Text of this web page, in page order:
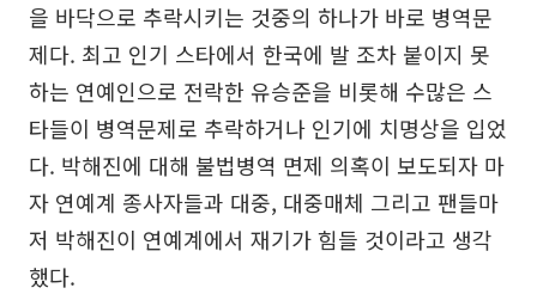
을 바닥으로 추락시키는 것중의 하나가 바로 병역문
제다. 최고 인기 스타에서 한국에 발 조차 붙이지 못
하는 연예인으로 전락한 유승준을 비롯해 수많은 스
타들이 병역문제로 추락하거나 인기에 치명상을 입었
다. 박해진에 대해 불법병역 면제 의혹이 보도되자 마
자 연예계 종사자들과 대중, 대중매체 그리고 팬들마
저 박해진이 연예계에서 재기가 힘들 것이라고 생각
했다.